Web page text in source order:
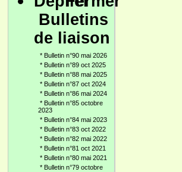
Bulletins
de liaison
* Bulletin n°90 mai 2026
* Bulletin n°89 oct 2025
* Bulletin n°88 mai 2025
* Bulletin n°87 oct 2024
* Bulletin n°86 mai 2024
* Bulletin n°85 octobre
2023
* Bulletin n°84 mai 2023
* Bulletin n°83 oct 2022
* Bulletin n°82 mai 2022
* Bulletin n°81 oct 2021
* Bulletin n°80 mai 2021
* Bulletin n°79 octobre